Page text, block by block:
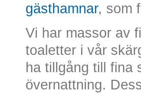
gästhamnar, som
Vi har massor av
toaletter i vår
ha tillgång till fina
övernattning.